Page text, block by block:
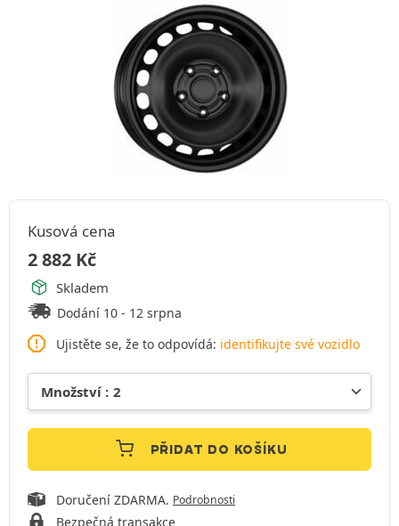
Kusová cena
2 882 Kč
Skladem
Dodání 10 - 12 srpna
Ujistěte se, že to odpovídá: identifikujte své vozidlo
PŘIDAT DO KOŠÍKU
Doručení ZDARMA. Podrobnosti
Bezpečná transakce